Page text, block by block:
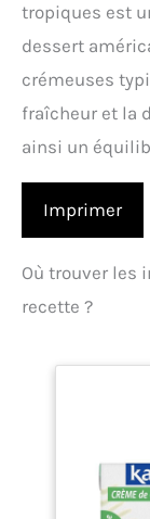
tropiques est
dessert
crémeuses
fraîcheur et la
ainsi un
Imprimer
Où trouver les
recette ?